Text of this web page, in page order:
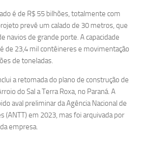
é de R$ 55 bilhões, totalmente com
prevê um calado de 30 metros, que
navios de grande porte. A capacidade
de 23,4 mil contêineres e movimentação
de toneladas.
a retomada do plano de construção de
do Sal a Terra Roxa, no Paraná. A
aval preliminar da Agência Nacional de
(ANTT) em 2023, mas foi arquivada por
empresa.